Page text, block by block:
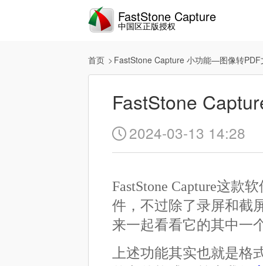
FastStone Capture
中国区正版授权
首页 FastStone Capture 小功能—图像转PDF
FastStone
 2024-03-13 14:28
FastStone Capture这款
件，不过除了录屏和截
来一起看看它的其中一
上述功能其实也就是格